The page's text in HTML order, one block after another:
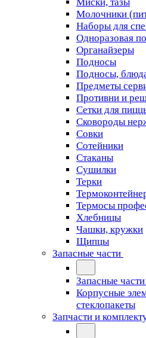
Молочники
Наборы для
Одноразовая
Органайзеры
Подносы
Подносы,
Предметы
Противни и
Сетки для
Сковороды
Совки
Сотейники
Стаканы
Сушилки
Терки
Термосы
Хлебницы
Чашки, кружки
Щипцы
Запасные части
Запасные части
Корпусные
стеклопакеты
Запчасти и